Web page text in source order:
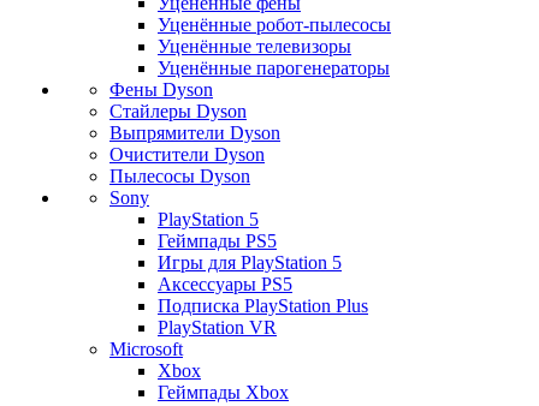
Уценённые робот-пылесосы
Уценённые телевизоры
Уценённые парогенераторы
Фены Dyson
Стайлеры Dyson
Выпрямители Dyson
Очистители Dyson
Пылесосы Dyson
Sony
PlayStation 5
Геймпады PS5
Игры для PlayStation 5
Аксессуары PS5
Подписка PlayStation Plus
PlayStation VR
Microsoft
Xbox
Геймпады Xbox